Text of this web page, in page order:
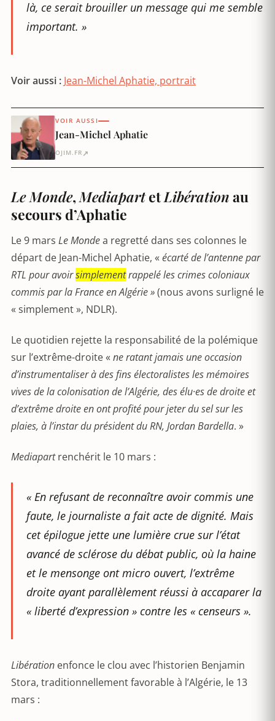
là, ce serait brouiller un message qui me semble
important. »
Voir aussi : Jean-Michel Aphatie, portrait
VOIR AUSSI
Jean-Michel Aphatie
OJIM.FR ↗
Le Monde, MediapartetLibérationau
secours d’Aphatie
Le 9 mars Le Mondea regretté dans ses colonnes le
départ de Jean-Michel Aphatie, « écarté de l’antenne par
RTL pour avoirsimplementrappelé les crimes coloniaux
commis par la France en Algérie »(nous avons surligné le
« simplement », NDLR).
Le quotidien rejette la responsabilité de la polémique
sur l’extrême-droite « ne ratant jamais une occasion
d’instrumentaliser à des fins électoralistes les mémoires
vives de la colonisation de l’Algérie, des élu·es de droite et
d’extrême droite en ont profité pour jeter du sel sur les
plaies, à l’instar du président du RN, Jordan Bardella. »
Mediapartrenchérit le 10 mars :
« En refusant de reconnaître avoir commis une
faute, le journaliste a fait acte de dignité. Mais
cet épilogue jette une lumière crue sur l’état
avancé de sclérose du débat public, où la haine
et le mensonge ont micro ouvert, l’extrême
droite ayant parallèlement réussi à accaparer la
« liberté d’expression » contre les « censeurs ».
Libération enfonce le clou avec l’historien Benjamin
Stora, traditionnellement favorable à l’Algérie, le 13
mars :